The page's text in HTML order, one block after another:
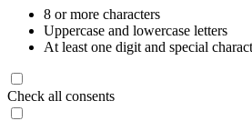
8 or more characters
Uppercase and lowercase letters
At least one digit and special
Check all consents